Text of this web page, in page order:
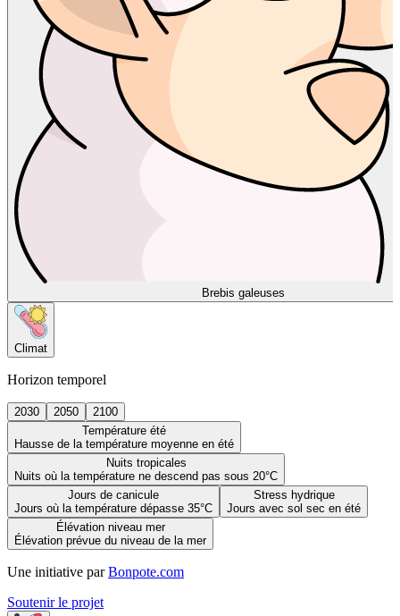
Brebis galeuses
Climat
Horizon temporel
2030 2050
2100
Température été
Hausse de la température moyenne en été
Nuits tropicales
Nuits où la température ne descend pas sous 20°C
Jours de canicule
Jours où la température dépasse 35°C
Stress hydrique
Jours avec sol sec en été
Élévation niveau mer
Élévation prévue du niveau de la mer
Une initiative par Bonpote.com
Soutenir le projet